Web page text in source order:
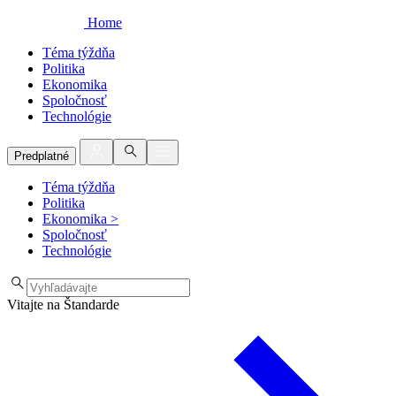
Home
Téma týždňa
Politika
Ekonomika
Spoločnosť
Technológie
Predplatné
Téma týždňa
Politika
Ekonomika >
Spoločnosť
Technológie
Vitajte na Štandarde